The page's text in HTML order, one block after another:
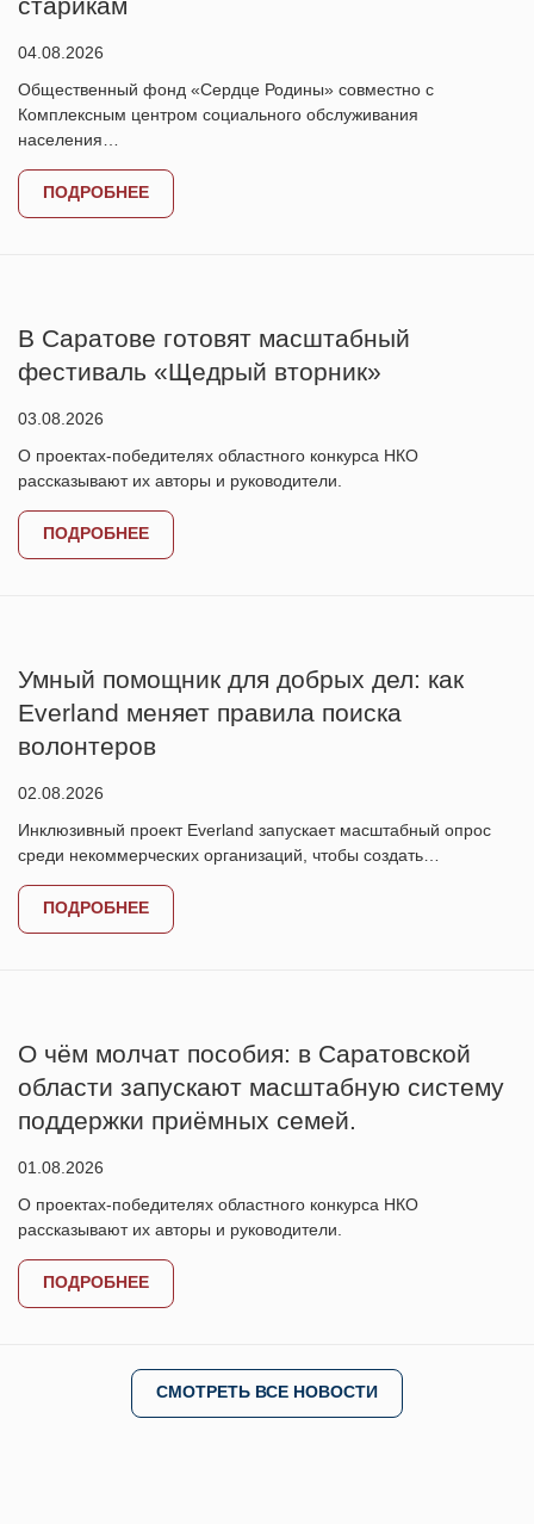
04.08.2026
Общественный фонд «Сердце Родины» совместно с
Комплексным центром социального обслуживания
населения…
ПОДРОБНЕЕ
В Саратове готовят масштабный
фестиваль «Щедрый вторник»
03.08.2026
О проектах-победителях областного конкурса НКО
рассказывают их авторы и руководители.
ПОДРОБНЕЕ
Умный помощник для добрых дел: как
Everland меняет правила поиска
волонтеров
02.08.2026
Инклюзивный проект Everland запускает масштабный опрос
среди некоммерческих организаций, чтобы создать…
ПОДРОБНЕЕ
О чём молчат пособия: в Саратовской
области запускают масштабную систему
поддержки приёмных семей.
01.08.2026
О проектах-победителях областного конкурса НКО
рассказывают их авторы и руководители.
ПОДРОБНЕЕ
СМОТРЕТЬ ВСЕ НОВОСТИ